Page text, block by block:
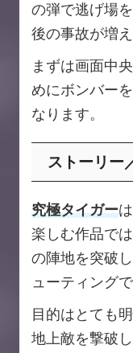
の弾で逃げ場
後の事故が増
まずは画面中
めにボンバー
なります。
ストーリー
究極タイガー
楽しむ作品で
の陣地を突破
ューティングで
目的はとても
地上敵を撃破